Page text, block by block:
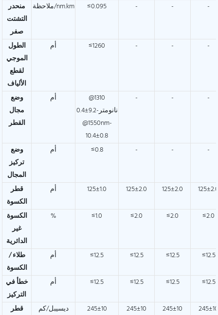
منحدر
التشتت
صفر
ملاحظة/nm.km ≤0.095 - - -
الطول
الموجي
لقطع
الألياف
أم ≤1260 - - -
وضع
مجال
القطر
أم
@1310
نانومتر-9.2±0.4
@1550nm-
10.4±0.8
- - -
وضع
تركيز
المجال
أم ≤0.8 - - -
قطر
الكسوة
أم 125±1.0 125±2.0 125±2.0
الكسوة
غير
الدائرية
% ≤1.0 ≤2.0 ≤2.0 ≤2.0
طلاء /
الكسوة
أم ≤12.5 ≤12.5 ≤12.5 ≤12.5
خطأ في
التركيز
أم ≤12.5 ≤12.5 ≤12.5 ≤12.5
قطر
ديسيبل/كم 245±10 245±10 245±10